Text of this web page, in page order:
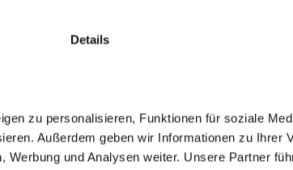
Details
zu personalisieren, Funktionen für soziale
Außerdem geben wir Informationen zu Ihrer
und Analysen weiter. Unsere Partner
Rühren leicht anrösten, bis ein
nach und nach mit der
gut verrühren. Sollten kleine